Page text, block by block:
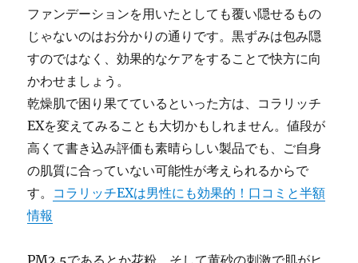
ファンデーションを用いたとしても覆い隠せるもの
じゃないのはお分かりの通りです。黒ずみは包み隠
すのではなく、効果的なケアをすることで快方に向
かわせましょう。
乾燥肌で困り果てているといった方は、コラリッチ
EXを変えてみることも大切かもしれません。値段が
高くて書き込み評価も素晴らしい製品でも、ご自身
の肌質に合っていない可能性が考えられるからで
す。 コラリッチEXは男性にも効果的！口コミと半額
情報
PM2.5であるとか花粉、そして黄砂の刺激で肌がヒ